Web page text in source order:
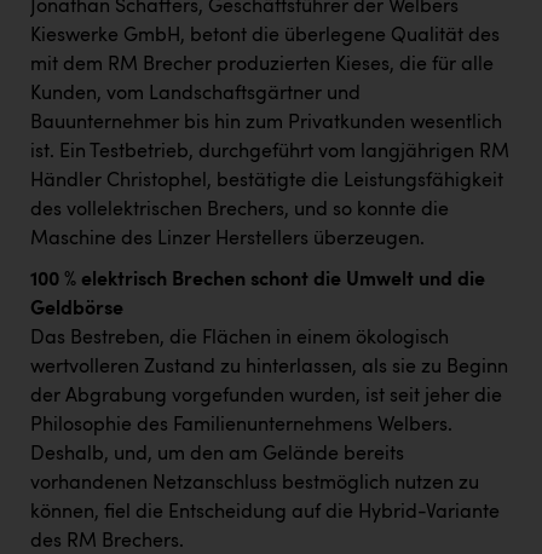
Passage Linz
PEZ
REMAX
RE/MAX Welcome
Resch&Frisch
RUBBLE MASTER
Ruderclub Wels
SCRI - Salzburg Cancer Research Institute
SCHMACHTL GmbH
Schwingshandl - automation technology gmbh
Seher + Partner
Jonathan Schaffers, Geschäftsführer der Welbers
Kieswerke GmbH, betont die überlegene Qualität des
mit dem RM Brecher produzierten Kieses, die für alle
Kunden, vom Landschaftsgärtner und
Bauunternehmer bis hin zum Privatkunden wesentlich
ist. Ein Testbetrieb, durchgeführt vom langjährigen RM
Händler Christophel, bestätigte die Leistungsfähigkeit
des vollelektrischen Brechers, und so konnte die
Maschine des Linzer Herstellers überzeugen.
100 % elektrisch Brechen schont die Umwelt und die
Geldbörse
Das Bestreben, die Flächen in einem ökologisch
wertvolleren Zustand zu hinterlassen, als sie zu Beginn
der Abgrabung vorgefunden wurden, ist seit jeher die
Philosophie des Familienunternehmens Welbers.
Deshalb, und, um den am Gelände bereits
vorhandenen Netzanschluss bestmöglich nutzen zu
können, fiel die Entscheidung auf die Hybrid-Variante
des RM Brechers.